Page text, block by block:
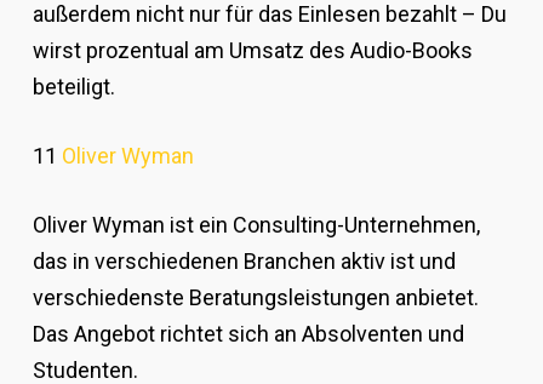
außerdem nicht nur für das Einlesen bezahlt – Du
wirst prozentual am Umsatz des Audio-Books
beteiligt.
11 Oliver Wyman
Oliver Wyman ist ein Consulting-Unternehmen,
das in verschiedenen Branchen aktiv ist und
verschiedenste Beratungsleistungen anbietet.
Das Angebot richtet sich an Absolventen und
Studenten.